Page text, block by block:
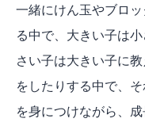
一緒にけん玉やブロ
る中で、大きい子は
さい子は大きい子に
をしたりする中で、
を身につけながら、